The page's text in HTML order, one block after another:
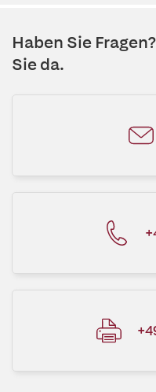
Haben Sie
Sie da.